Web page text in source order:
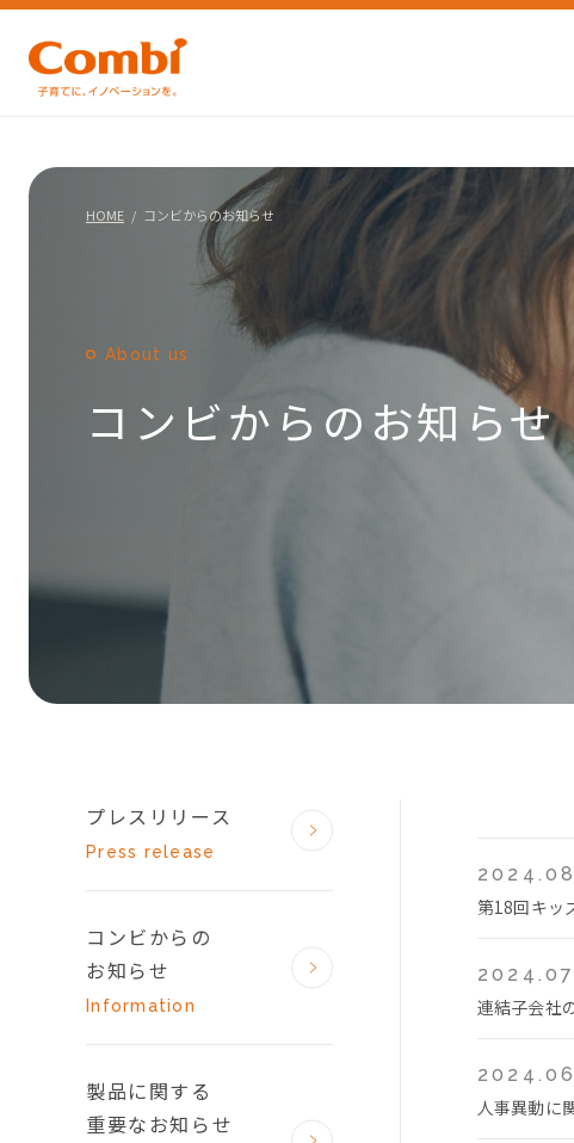
HOME コンビからのお知らせ
About us
コンビからのお知らせ
第18回キッ
連結子会社
人事異動に
プレスリリース
Press release
コンビからの
お知らせ
Information
製品に関する
重要なお知らせ